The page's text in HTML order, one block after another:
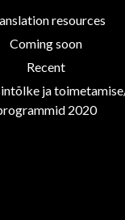
resources
Coming soon
Recent
ja
2020